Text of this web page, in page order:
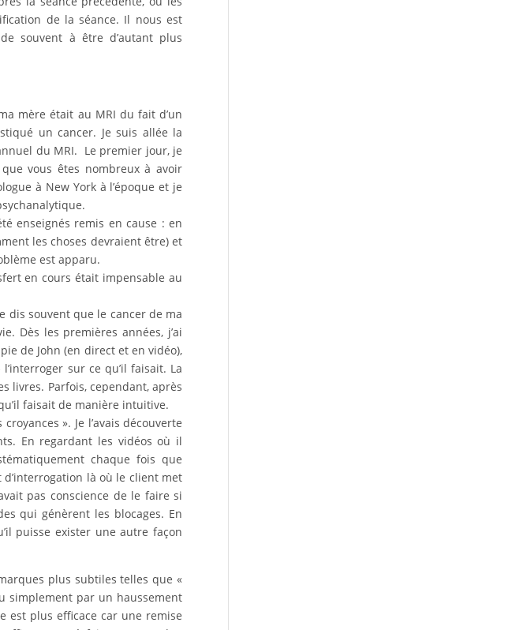
de la séance. Il nous est
souvent à être d’autant plus
mère était au MRI du fait d’un
un cancer. Je suis allée la
du MRI. Le premier jour, je
vous êtes nombreux à avoir
à New York à l’époque et je
enseignés remis en cause : en
les choses devraient être) et
est apparu.
en cours était impensable au
dis souvent que le cancer de ma
Dès les premières années, j’ai
de John (en direct et en vidéo),
sur ce qu’il faisait. La
livres. Parfois, cependant, après
faisait de manière intuitive.
». Je l’avais découverte
En regardant les vidéos où il
chaque fois que
là où le client met
pas conscience de le faire si
qui génèrent les blocages. En
puisse exister une autre façon
plus subtiles telles que «
simplement par un haussement
est plus efficace car une remise